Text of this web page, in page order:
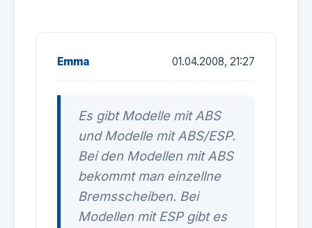
Emma 01.04.2008, 21:27
Es gibt Modelle mit ABS
und Modelle mit ABS/ESP.
Bei den Modellen mit ABS
bekommt man einzellne
Bremsscheiben. Bei
Modellen mit ESP gibt es